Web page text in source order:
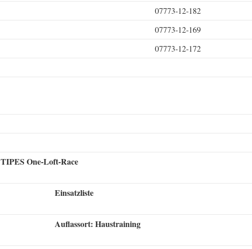
07773-12-182
07773-12-169
07773-12-172
TIPES One-Loft-Race
Einsatzliste
Auflassort: Haustraining